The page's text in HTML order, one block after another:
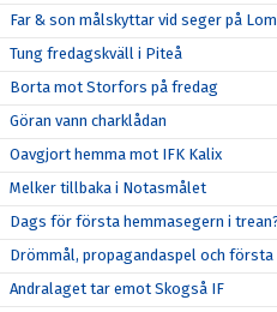
Far & son målskyttar vid seger på
Tung fredagskväll i Piteå
Borta mot Storfors på fredag
Göran vann charklådan
Oavgjort hemma mot IFK Kalix
Melker tillbaka i Notasmålet
Dags för första hemmasegern i
Drömmål, propagandaspel och första
Andralaget tar emot Skogså IF